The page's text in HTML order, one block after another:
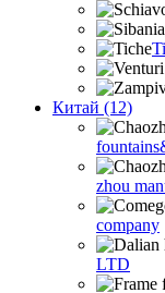
Китай (12)
zhou
company
LTD